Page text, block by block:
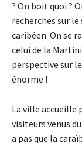
? On boit quoi ?
recherches sur
caribéen. On se
celui de la
perspective sur
énorme !
La ville accueille
visiteurs venus
a pas que la